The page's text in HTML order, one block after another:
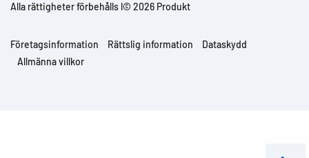
Alla rättigheter förbehålls l© 2026 Produkt
Företagsinformation Rättslig information
Dataskydd
Allmänna villkor